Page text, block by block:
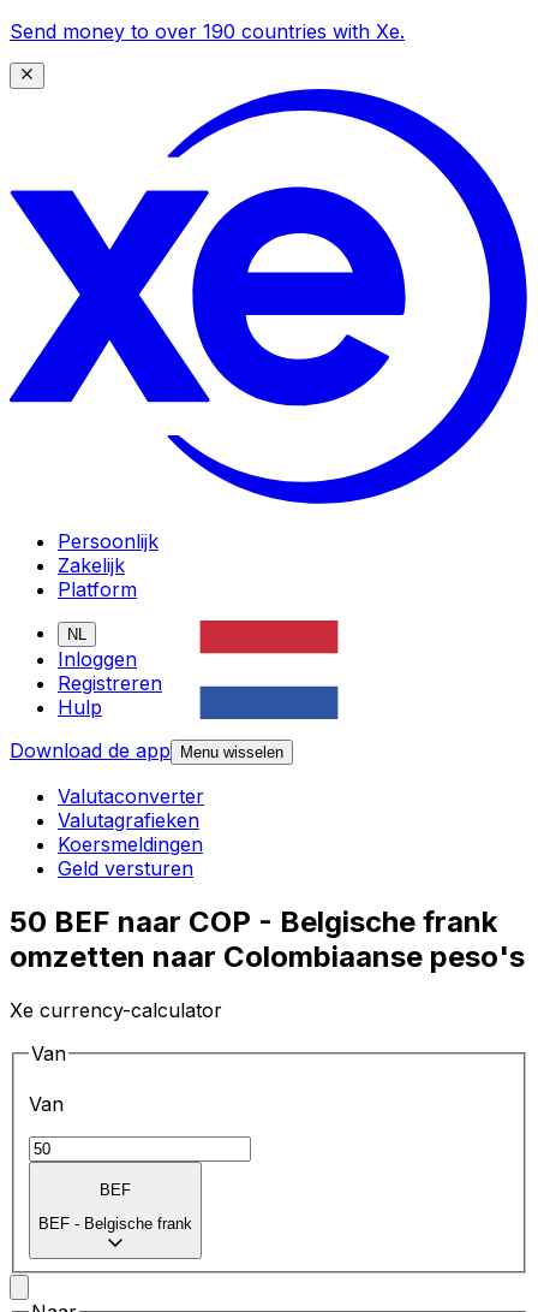
Send money to over 190 countries with Xe.
Persoonlijk
Zakelijk
Platform
NL
Inloggen
Registreren
Hulp
Download de app
Menu wisselen
Valutaconverter
Valutagrafieken
Koersmeldingen
Geld versturen
50 BEF naar COP - Belgische frank
omzetten naar Colombiaanse peso's
Xe currency-calculator
Van
Van
BEF
BEF - Belgische frank